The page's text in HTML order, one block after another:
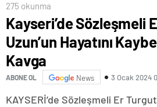
275 okunma
Kayseri’de Sözleşmeli
Uzun’un Hayatını
Kavga
ABONE OL News 3 Ocak 2024
KAYSERİ’de Sözleşmeli Er Turgut